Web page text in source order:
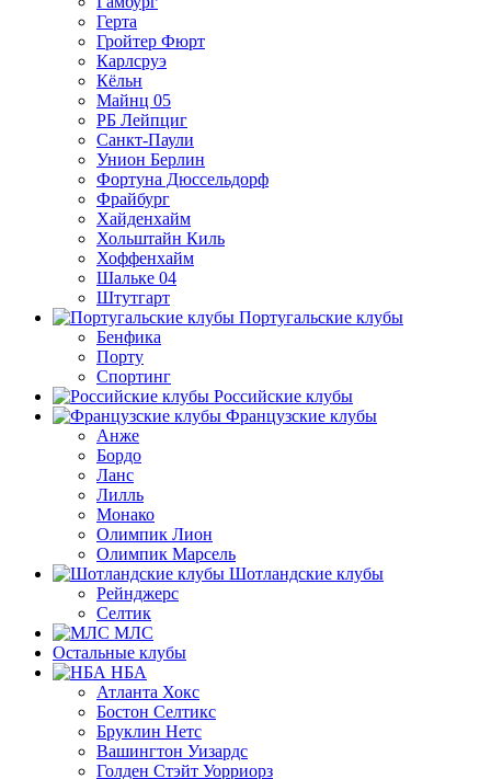
Герта
Гройтер Фюрт
Карлсруэ
Кёльн
Майнц 05
РБ Лейпциг
Санкт-Паули
Унион Берлин
Фортуна Дюссельдорф
Фрайбург
Хайденхайм
Хольштайн Киль
Хоффенхайм
Шальке 04
Штутгарт
Португальские клубы
Бенфика
Порту
Спортинг
Российские клубы
Французские клубы
Анже
Бордо
Ланс
Лилль
Монако
Олимпик Лион
Олимпик Марсель
Шотландские клубы
Рейнджерс
Селтик
МЛС
Остальные клубы
НБА
Атланта Хокс
Бостон Селтикс
Бруклин Нетс
Вашингтон Уизардс
Голден Стэйт Уорриорз